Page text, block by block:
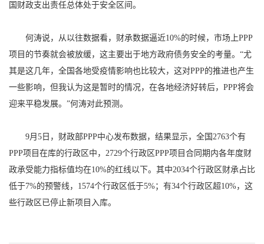
国财政支出责任总体处于安全区间。
何涛说，从以往数据看，财承数据逼近10%的时候，市场上PPP
项目的节奏就会被放缓，这主要出于地方政府债务安全的考量。“尤
其是这几年，全国各地受疫情影响也比较大，这对PPP的推进也产生
一些影响，但我认为这是暂时的情况，在各地经济好转后，PPP将会
迎来平稳发展。”何涛对此预测。
9月5日，财政部PPP中心发布数据，结果显示，全国2763个有
PPP项目在库的行政区中，2729个行政区PPP项目合同期内各年度财
政承受能力指标值均在10%的红线以下。其中2034个行政区财承占比
低于7%的预警线，1574个行政区低于5%；有34个行政区超10%，这
些行政区已停止新项目入库。